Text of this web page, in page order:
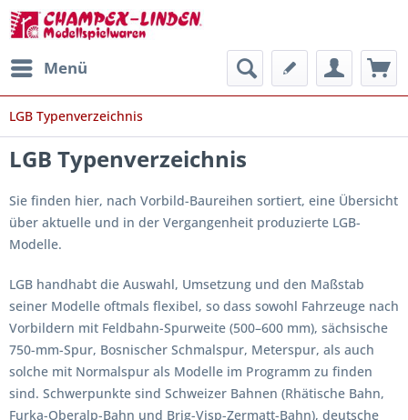
Menü
LGB Typenverzeichnis
LGB Typenverzeichnis
Sie finden hier, nach Vorbild-Baureihen sortiert, eine Übersicht
über aktuelle und in der Vergangenheit produzierte LGB-
Modelle.
LGB handhabt die Auswahl, Umsetzung und den Maßstab
seiner Modelle oftmals flexibel, so dass sowohl Fahrzeuge nach
Vorbildern mit Feldbahn-Spurweite (500–600 mm), sächsische
750-mm-Spur, Bosnischer Schmalspur, Meterspur, als auch
solche mit Normalspur als Modelle im Programm zu finden
sind. Schwerpunkte sind Schweizer Bahnen (Rhätische Bahn,
Furka-Oberalp-Bahn und Brig-Visp-Zermatt-Bahn), deutsche